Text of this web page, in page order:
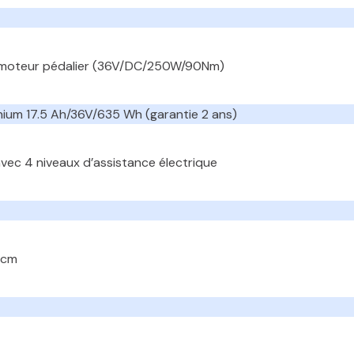
pédalier (36V/DC/250W/90Nm)
17.5 Ah/36V/635 Wh (garantie 2 ans)
4 niveaux d’assistance électrique